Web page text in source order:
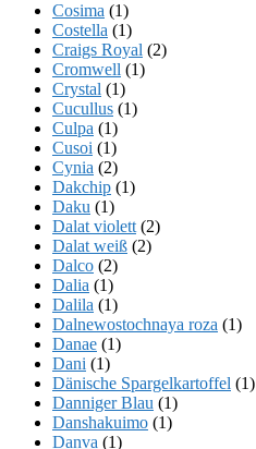
Cosima (1)
Costella (1)
Craigs Royal (2)
Cromwell (1)
Crystal (1)
Cucullus (1)
Culpa (1)
Cusoi (1)
Cynia (2)
Dakchip (1)
Daku (1)
Dalat violett (2)
Dalat weiß (2)
Dalco (2)
Dalia (1)
Dalila (1)
Dalnewostochnaya roza (1)
Danae (1)
Dani (1)
Dänische Spargelkartoffel (1)
Danniger Blau (1)
Danshakuimo (1)
Danva (1)